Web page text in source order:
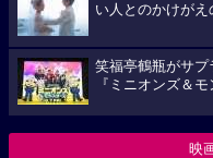
い人とのかけが
笑福亭鶴瓶がサプ
『ミニオンズ＆
映